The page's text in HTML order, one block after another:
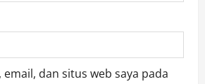
dan situs web saya pada